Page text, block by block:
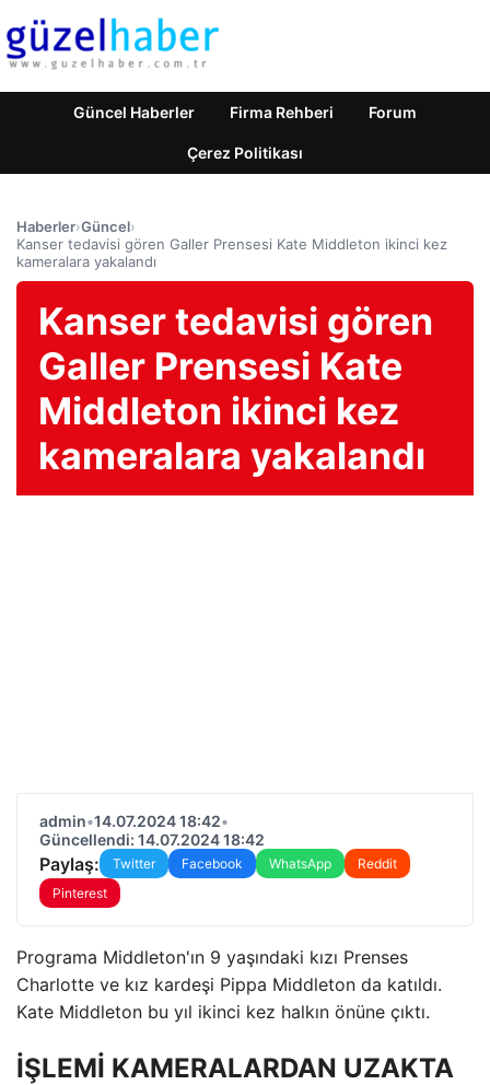
Güncel Haberler Firma Rehberi Forum
Çerez Politikası
Haberler›Güncel›
Kanser tedavisi gören Galler Prensesi Kate Middleton ikinci kez
kameralara yakalandı
Kanser tedavisi gören
Galler Prensesi Kate
Middleton ikinci kez
kameralara yakalandı
admin•14.07.2024 18:42•
Güncellendi: 14.07.2024 18:42
Paylaş: Twitter Facebook WhatsApp
Reddit
Pinterest
Programa Middleton'ın 9 yaşındaki kızı Prenses
Charlotte ve kız kardeşi Pippa Middleton da katıldı.
Kate Middleton bu yıl ikinci kez halkın önüne çıktı.
İŞLEMİ KAMERALARDAN UZAKTA